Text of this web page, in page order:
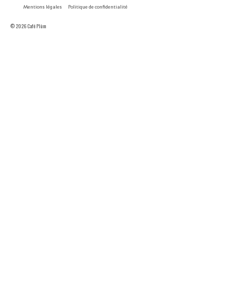
Mentions légales Politique de confidentialité
© 2026 Café Plùm